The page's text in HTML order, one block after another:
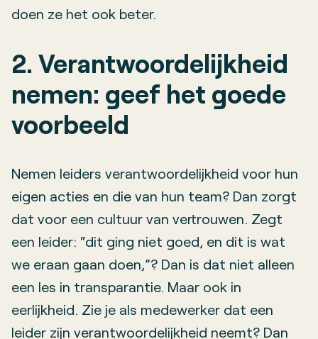
doen ze het ook beter.
2. Verantwoordelijkheid
nemen: geef het goede
voorbeeld
Nemen leiders verantwoordelijkheid voor hun
eigen acties en die van hun team? Dan zorgt
dat voor een cultuur van vertrouwen. Zegt
een leider: “dit ging niet goed, en dit is wat
we eraan gaan doen,”? Dan is dat niet alleen
een les in transparantie. Maar ook in
eerlijkheid. Zie je als medewerker dat een
leider zijn verantwoordelijkheid neemt? Dan